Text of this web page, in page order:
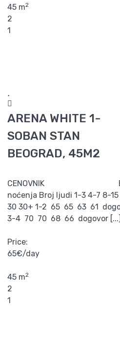
45 m2
2
1
ARENA WHITE 1-
SOBAN STAN
BEOGRAD, 45M2
CENOVNIK
noćenja Broj ljudi 1-3 4-7 8-15
30 30+ 1-2 65 65 63 61
3-4 70 70 68 66 dogovor [...]
Price:
65€/day
45 m2
2
1